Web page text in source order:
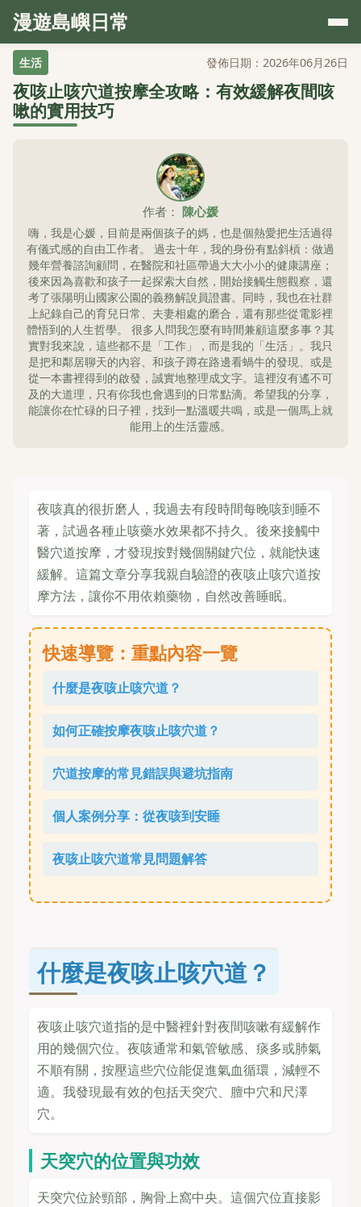
漫遊島嶼日常
生活 發佈日期：2026年06月26日
夜咳止咳穴道按摩全攻略：有效緩解夜間咳
嗽的實用技巧
作者： 陳心媛
嗨，我是心媛，目前是兩個孩子的媽，也是個熱愛把生活過得
有儀式感的自由工作者。 過去十年，我的身份有點斜槓：做過
幾年營養諮詢顧問，在醫院和社區帶過大大小小的健康講座；
後來因為喜歡和孩子一起探索大自然，開始接觸生態觀察，還
考了張陽明山國家公園的義務解說員證書。同時，我也在社群
上紀錄自己的育兒日常、夫妻相處的磨合，還有那些從電影裡
體悟到的人生哲學。 很多人問我怎麼有時間兼顧這麼多事？其
實對我來說，這些都不是「工作」，而是我的「生活」。我只
是把和鄰居聊天的內容、和孩子蹲在路邊看蝸牛的發現、或是
從一本書裡得到的啟發，誠實地整理成文字。這裡沒有遙不可
及的大道理，只有你我也會遇到的日常點滴。希望我的分享，
能讓你在忙碌的日子裡，找到一點溫暖共鳴，或是一個馬上就
能用上的生活靈感。
夜咳真的很折磨人，我過去有段時間每晚咳到睡不
著，試過各種止咳藥水效果都不持久。後來接觸中
醫穴道按摩，才發現按對幾個關鍵穴位，就能快速
緩解。這篇文章分享我親自驗證的夜咳止咳穴道按
摩方法，讓你不用依賴藥物，自然改善睡眠。
快速導覽：重點內容一覽
什麼是夜咳止咳穴道？
如何正確按摩夜咳止咳穴道？
穴道按摩的常見錯誤與避坑指南
個人案例分享：從夜咳到安睡
夜咳止咳穴道常見問題解答
什麼是夜咳止咳穴道？
夜咳止咳穴道指的是中醫裡針對夜間咳嗽有緩解作
用的幾個穴位。夜咳通常和氣管敏感、痰多或肺氣
不順有關，按壓這些穴位能促進氣血循環，減輕不
適。我發現最有效的包括天突穴、膻中穴和尺澤
穴。
天突穴的位置與功效
天突穴位於頸部，胸骨上窩中央。這個穴位直接影